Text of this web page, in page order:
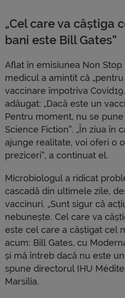
„Cel care va câștiga
bani este Bill Gates”
Aflat în emisiunea Non Stop
medicul a amintit că
vaccinare împotriva
adăugat: „Dacă este un
Pentru moment, nu se
Science Fiction”. „În ziua în
ajunge realitate, voi oferi o
preziceri”, a continuat el.
Microbiologul a ridicat
cascadă din ultimele zile,
vaccinuri. „Sunt sigur că
nebunește. Cel care va
este cel care a câștigat cel
acum: Bill Gates, cu
și mă întreb dacă nu este
spune directorul IHU
Marsilia.